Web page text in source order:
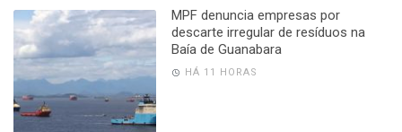
MPF denuncia empresas por
descarte irregular de resíduos na
Baía de Guanabara
HÁ 11 HORAS